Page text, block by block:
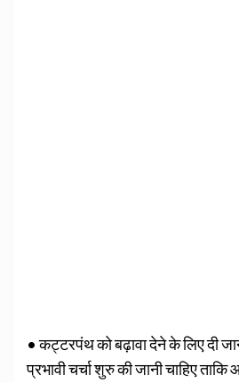
• कट्टरपंथ को बढ़ावा देने के लिए दी
प्रभावी चर्चा शुरु की जानी चाहिए ताकि